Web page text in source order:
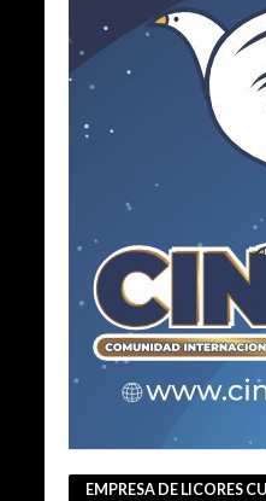
EMPRESA DE LICORES